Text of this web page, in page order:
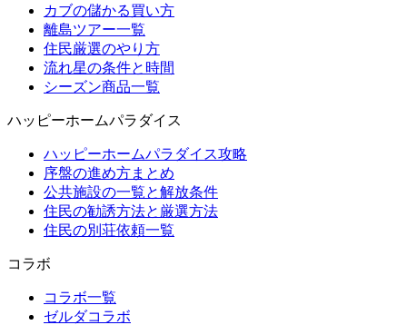
カブの儲かる買い方
離島ツアー一覧
住民厳選のやり方
流れ星の条件と時間
シーズン商品一覧
ハッピーホームパラダイス
ハッピーホームパラダイス攻略
序盤の進め方まとめ
公共施設の一覧と解放条件
住民の勧誘方法と厳選方法
住民の別荘依頼一覧
コラボ
コラボ一覧
ゼルダコラボ